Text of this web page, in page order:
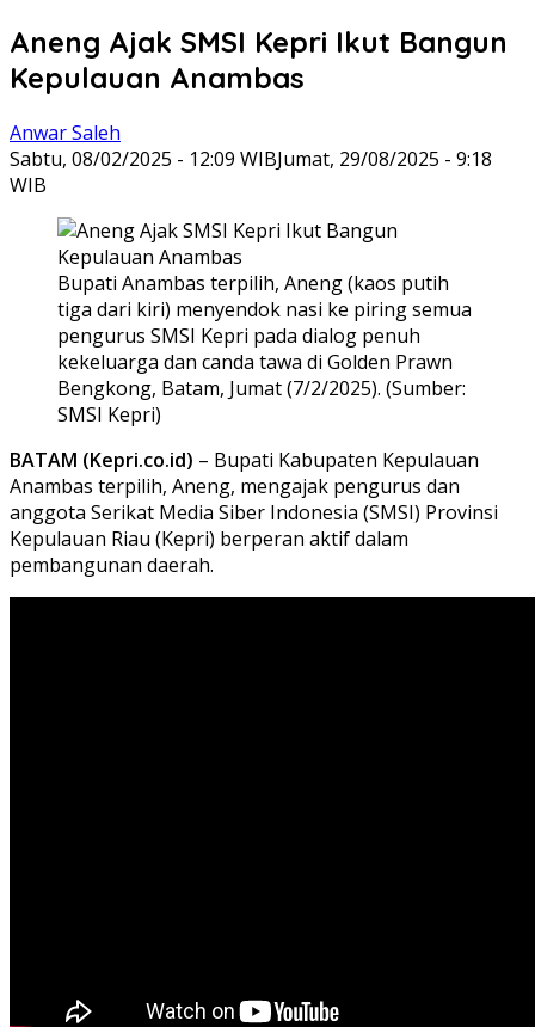
Aneng Ajak SMSI Kepri Ikut Bangun
Kepulauan Anambas
Anwar Saleh
Sabtu, 08/02/2025 - 12:09 WIBJumat, 29/08/2025 - 9:18
WIB
Bupati Anambas terpilih, Aneng (kaos putih
tiga dari kiri) menyendok nasi ke piring semua
pengurus SMSI Kepri pada dialog penuh
kekeluarga dan canda tawa di Golden Prawn
Bengkong, Batam, Jumat (7/2/2025). (Sumber:
SMSI Kepri)
BATAM (Kepri.co.id) – Bupati Kabupaten Kepulauan
Anambas terpilih, Aneng, mengajak pengurus dan
anggota Serikat Media Siber Indonesia (SMSI) Provinsi
Kepulauan Riau (Kepri) berperan aktif dalam
pembangunan daerah.